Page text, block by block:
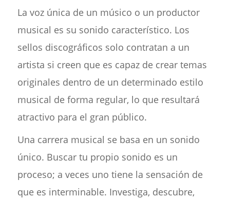
La voz única de un músico o un productor
musical es su sonido característico. Los
sellos discográficos solo contratan a un
artista si creen que es capaz de crear temas
originales dentro de un determinado estilo
musical de forma regular, lo que resultará
atractivo para el gran público.
Una carrera musical se basa en un sonido
único. Buscar tu propio sonido es un
proceso; a veces uno tiene la sensación de
que es interminable. Investiga, descubre,